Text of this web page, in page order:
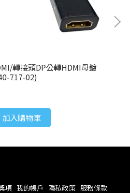
轉接頭DP公轉HDMI母鍍
717-02)
加入購物車
項 我的帳戶 隱私政策 服務條款